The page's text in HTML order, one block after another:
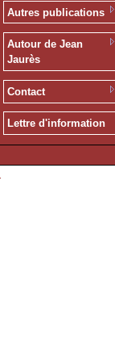
Autres publications
Autour de Jean
Jaurès
Contact
Lettre d'information